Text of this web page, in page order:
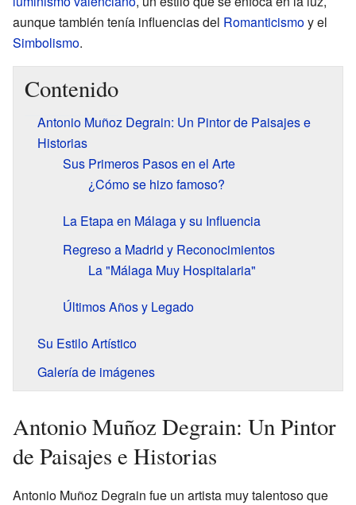
aunque también tenía influencias del Romanticismoy el
Simbolismo.
Contenido
Antonio Muñoz Degrain: Un Pintor de Paisajes e
Historias
Sus Primeros Pasos en el Arte
¿Cómo se hizo famoso?
La Etapa en Málaga y su Influencia
Regreso a Madrid y Reconocimientos
La "Málaga Muy Hospitalaria"
Últimos Años y Legado
Su Estilo Artístico
Galería de imágenes
Antonio Muñoz Degrain: Un Pintor
de Paisajes e Historias
Antonio Muñoz Degrain fue un artista muy talentoso que